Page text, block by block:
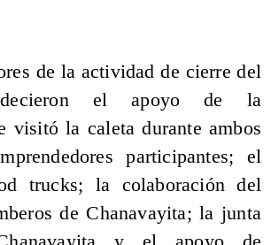
de la actividad de cierre del
el apoyo de la
visitó la caleta durante ambos
participantes; el
trucks; la colaboración del
de Chanavayita; la junta